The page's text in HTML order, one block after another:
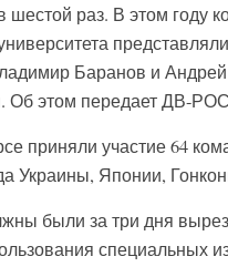
шестой раз. В этом году
Баранов и Андрей
Об этом передает ДВ-
приняли участие 64
Украины, Японии,
были за три дня
специальных